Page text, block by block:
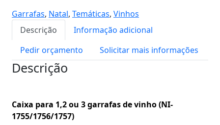
3
garrafas
de
vinho
de
Natal
Garrafas, Natal, Temáticas, Vinhos
Descrição
Informação adicional
Pedir orçamento
Solicitar mais informações
Descrição
Caixa para 1,2 ou 3 garrafas de vinho (NI-
1755/1756/1757)